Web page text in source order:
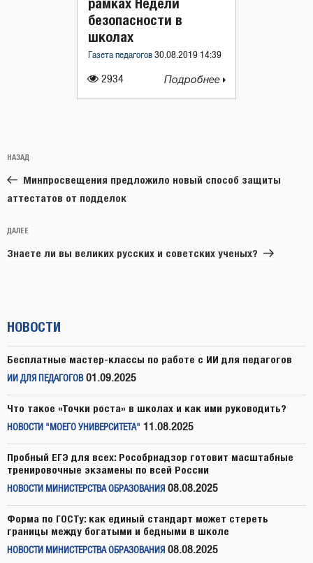
2934
безопасности в
школах
Газета педагогов 30.08.2019 14:39
Подробнее
по
записям
Предыдущая
запись:
НАЗАД
Минпросвещения предложило новый способ защиты
аттестатов от подделок
Следующая
запись
ДАЛЕЕ
Знаете ли вы великих русских и советских ученых?
НОВОСТИ
Бесплатные мастер-классы по работе с ИИ для педагогов
ИИ ДЛЯ ПЕДАГОГОВ 01.09.2025
Что такое «Точки роста» в школах и как ими руководить?
НОВОСТИ "МОЕГО УНИВЕРСИТЕТА" 11.08.2025
Пробный ЕГЭ для всех: Рособрнадзор готовит масштабные
тренировочные экзамены по всей России
НОВОСТИ МИНИСТЕРСТВА ОБРАЗОВАНИЯ 08.08.2025
Форма по ГОСТу: как единый стандарт может стереть
границы между богатыми и бедными в школе
НОВОСТИ МИНИСТЕРСТВА ОБРАЗОВАНИЯ 08.08.2025